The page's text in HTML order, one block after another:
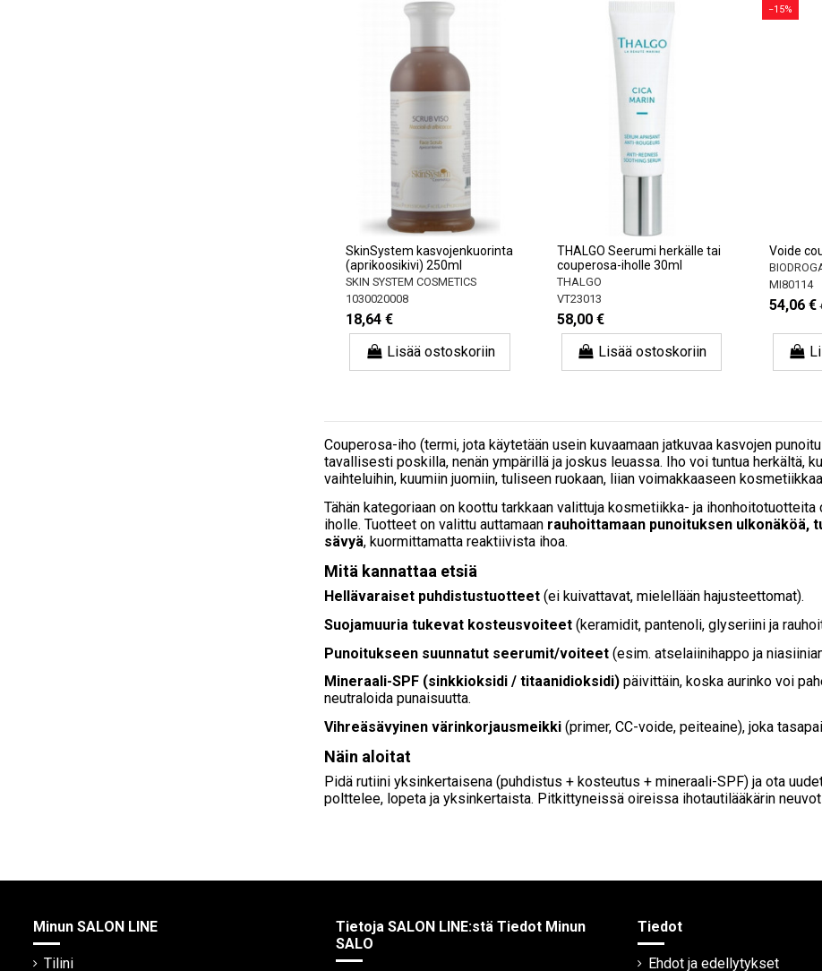
SkinSystem kasvojenkuorinta
(aprikoosikivi) 250ml
SKIN SYSTEM COSMETICS
1030020008
18,64 €
Lisää ostoskoriin
THALGO Seerumi herkälle tai
couperosa-iholle 30ml
THALGO
VT23013
58,00 €
Lisää ostoskoriin
−15%
Voide
MI80114
54,06 €
Couperosa-iho (termi, jota käytetään usein kuvaamaan jatkuvaa kasvojen
tavallisesti poskilla, nenän ympärillä ja joskus leuassa. Iho voi tuntua herkältä,
vaihteluihin, kuumiin juomiin, tuliseen ruokaan, liian voimakkaaseen
Tähän kategoriaan on koottu tarkkaan valittuja kosmetiikka- ja
iholle. Tuotteet on valittu auttamaan rauhoittamaan punoituksen ulkonäköä,
sävyä, kuormittamatta reaktiivista ihoa.
Mitä kannattaa etsiä
Hellävaraiset puhdistustuotteet (ei kuivattavat, mielellään hajusteettomat).
Suojamuuria tukevat kosteusvoiteet (keramidit, pantenoli, glyseriini ja
Punoitukseen suunnatut seerumit/voiteet (esim. atselaiinihappo ja
Mineraali-SPF (sinkkioksidi / titaanidioksidi) päivittäin, koska aurinko voi
neutraloida punaisuutta.
Vihreäsävyinen värinkorjausmeikki (primer, CC-voide, peiteaine), joka
Näin aloitat
Pidä rutiini yksinkertaisena (puhdistus + kosteutus + mineraali-SPF) ja ota
polttelee, lopeta ja yksinkertaista. Pitkittyneissä oireissa ihotautilääkärin
Minun SALON LINE
Tilini
Tietoja SALON LINE:stä Tiedot Minun
SALO
Tiedot
Ehdot ja edellytykset